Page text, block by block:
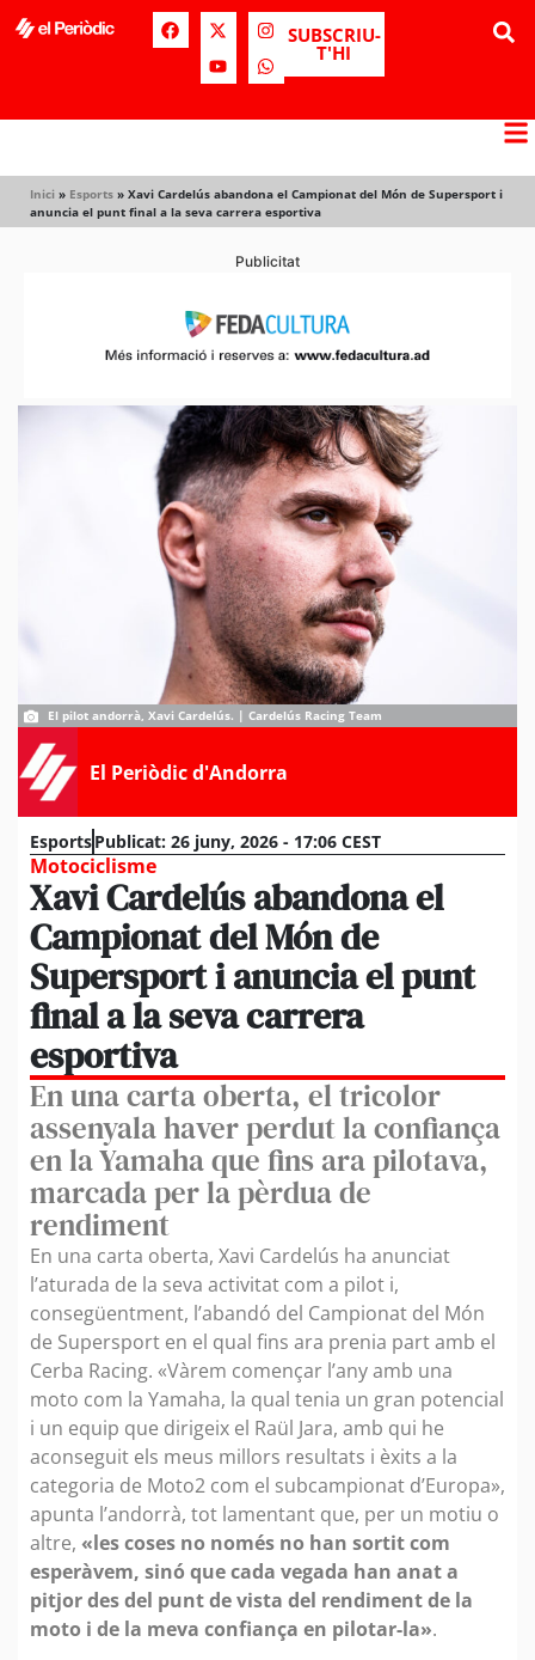
SUBSCRIU-
T'HI
Inici » Esports » Xavi Cardelús abandona el Campionat del Món de Supersport i
anuncia el punt final a la seva carrera esportiva
Publicitat
El pilot andorrà, Xavi Cardelús. | Cardelús Racing Team
El Periòdic d'Andorra
EsportsPublicat: 26 juny, 2026 - 17:06 CEST
Motociclisme
Xavi Cardelús abandona el
Campionat del Món de
Supersport i anuncia el punt
final a la seva carrera
esportiva
En una carta oberta, el tricolor
assenyala haver perdut la confiança
en la Yamaha que fins ara pilotava,
marcada per la pèrdua de
rendiment
En una carta oberta, Xavi Cardelús ha anunciat
l’aturada de la seva activitat com a pilot i,
consegüentment, l’abandó del Campionat del Món
de Supersport en el qual fins ara prenia part amb el
Cerba Racing. «Vàrem començar l’any amb una
moto com la Yamaha, la qual tenia un gran potencial
i un equip que dirigeix el Raül Jara, amb qui he
aconseguit els meus millors resultats i èxits a la
categoria de Moto2 com el subcampionat d’Europa»,
apunta l’andorrà, tot lamentant que, per un motiu o
altre, «les coses no només no han sortit com
esperàvem, sinó que cada vegada han anat a
pitjor des del punt de vista del rendiment de la
moto i de la meva confiança en pilotar-la».